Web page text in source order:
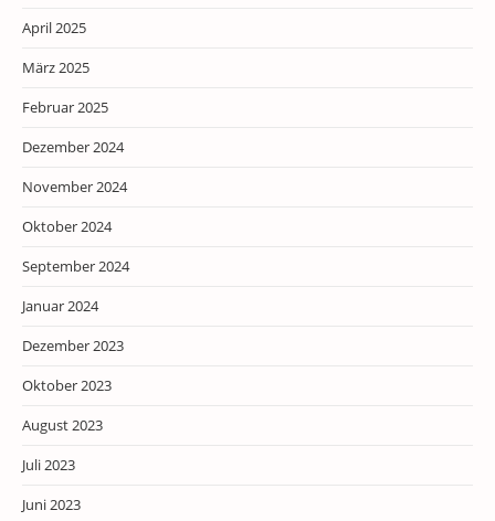
April 2025
März 2025
Februar 2025
Dezember 2024
November 2024
Oktober 2024
September 2024
Januar 2024
Dezember 2023
Oktober 2023
August 2023
Juli 2023
Juni 2023